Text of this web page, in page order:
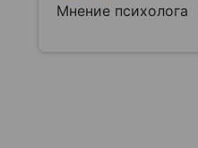
Мнение психолога